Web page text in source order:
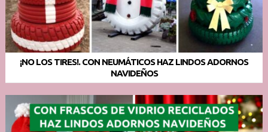
¡NO LOS TIRES!. CON NEUMÁTICOS HAZ LINDOS ADORNOS
NAVIDEÑOS